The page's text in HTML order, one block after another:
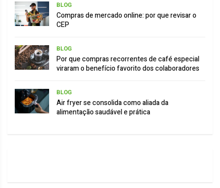
BLOG
Compras de mercado online: por que revisar o
CEP
BLOG
Por que compras recorrentes de café especial
viraram o benefício favorito dos colaboradores
BLOG
Air fryer se consolida como aliada da
alimentação saudável e prática